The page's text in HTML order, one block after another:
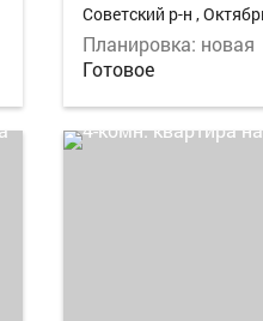
Советский р-н ,
Планировка: новая
Готовое